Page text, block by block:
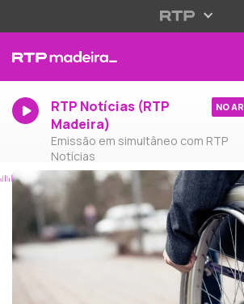
RTP Notícias (RTP
Madeira)
Emissão em simultâneo com RTP
Notícias
NO AR